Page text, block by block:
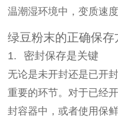
温潮湿环境中，变质速
绿豆粉末的正确保存
1. 密封保存是关键
无论是未开封还是已开
重要的环节。对于已经
封容器中，或者使用保